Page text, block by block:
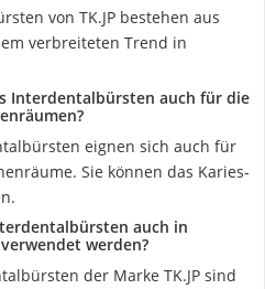
von TK.JP bestehen aus
verbreiteten Trend in
Interdentalbürsten auch für die
eignen sich auch für
Sie können das Karies-
auch in
werden?
der Marke TK.JP sind